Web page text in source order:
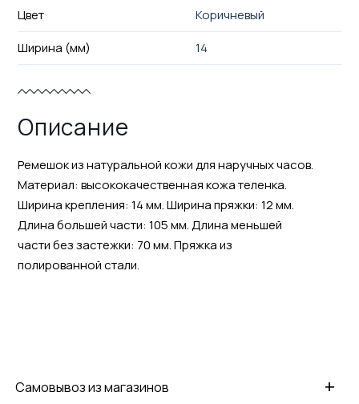
Цвет
Коричневый
Ширина (мм)
14
Описание
Ремешок из натуральной кожи для наручных часов.
Материал: высококачественная кожа теленка.
Ширина крепления: 14 мм. Ширина пряжки: 12 мм.
Длина большей части: 105 мм. Длина меньшей
части без застежки: 70 мм. Пряжка из
полированной стали.
+
Самовывоз из магазинов